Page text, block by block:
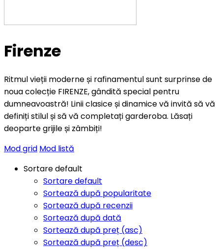
Firenze
Ritmul vieții moderne și rafinamentul sunt surprinse de
noua colecție FIRENZE, gândită special pentru
dumneavoastră! Linii clasice și dinamice vă invită să vă
definiți stilul și să vă completați garderoba. Lăsați
deoparte grijile și zâmbiți!
Mod grid Mod listă
Sortare default
Sortare default
Sortează după popularitate
Sortează după recenzii
Sortează după dată
Sortează după preț (asc)
Sortează după preț (desc)